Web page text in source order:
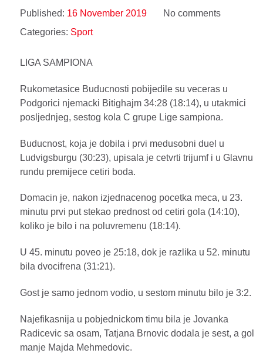
Published: 16 November 2019
No comments
Categories: Sport
LIGA SAMPIONA
Rukometasice Buducnosti pobijedile su veceras u
Podgorici njemacki Bitighajm 34:28 (18:14), u utakmici
posljednjeg, sestog kola C grupe Lige sampiona.
Buducnost, koja je dobila i prvi medusobni duel u
Ludvigsburgu (30:23), upisala je cetvrti trijumf i u Glavnu
rundu premijece cetiri boda.
Domacin je, nakon izjednacenog pocetka meca, u 23.
minutu prvi put stekao prednost od cetiri gola (14:10),
koliko je bilo i na poluvremenu (18:14).
U 45. minutu poveo je 25:18, dok je razlika u 52. minutu
bila dvocifrena (31:21).
Gost je samo jednom vodio, u sestom minutu bilo je 3:2.
Najefikasnija u pobjednickom timu bila je Jovanka
Radicevic sa osam, Tatjana Brnovic dodala je sest, a gol
manje Majda Mehmedovic.